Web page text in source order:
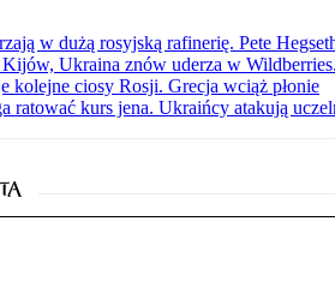
w dużą rosyjską rafinerię. Pete
Kijów, Ukraina znów uderza w
kolejne ciosy Rosji. Grecja wciąż płonie
ratować kurs jena. Ukraińcy atakują